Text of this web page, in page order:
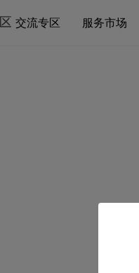
交流专区 服务市场